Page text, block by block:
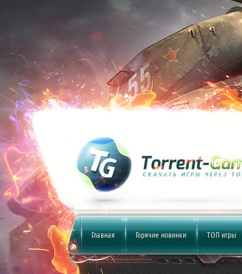
Главная Горячие новинки ТОП игры